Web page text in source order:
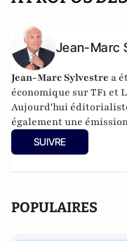
Jean-Marc
Jean-Marc Sylvestre a
économique sur TF1 et
Aujourd'hui
également une
SUIVRE
POPULAIRES